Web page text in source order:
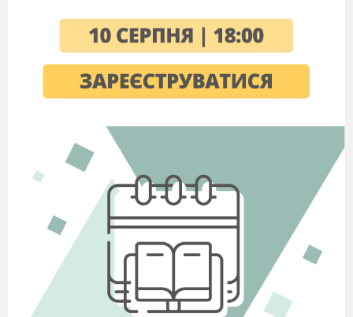
2. Співвставте дати та терміни:
1699 р. – анти шведський союз із Данією та Саксонією
Редути – укріплення
Подушна подать – податок із кожної особи, який
1764 р. – ліквідація Гетьманщини
3. З поданих реформ оберіть ті, які належали імператору
Петру І і Катерині ІІ:
Петро І: 12 колегій, бородовий податок, військова
реформа, рекрутський набір
Катерина ІІ: секуляризація земель, ліквідація Запорізької
Січі, жалувана грамота, вільне економічне товариство,
ліквідація Кримського ханства
4. Оберіть правильні твердження з поданих слів